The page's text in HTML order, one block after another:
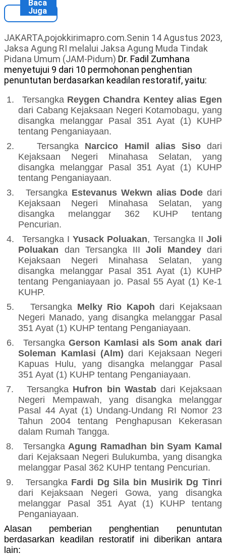
Baca
Juga
JAKARTA,pojokkirimapro.com.Senin 14 Agustus 2023,
Jaksa Agung RI melalui Jaksa Agung Muda Tindak
Pidana Umum (JAM-Pidum) Dr. Fadil Zumhana
menyetujui 9 dari 10 permohonan penghentian
penuntutan berdasarkan keadilan restoratif, yaitu:
1. Tersangka Reygen Chandra Kentey alias Egen
dari Cabang Kejaksaan Negeri Kotamobagu, yang
disangka melanggar Pasal 351 Ayat (1) KUHP
tentang Penganiayaan.
2.
Tersangka Narcico Hamil alias Siso
dari
Kejaksaan Negeri Minahasa Selatan, yang
disangka melanggar Pasal 351 Ayat (1) KUHP
tentang Penganiayaan.
3.
Tersangka Estevanus Wekwn alias Dodedari
Kejaksaan Negeri Minahasa Selatan, yang
disangka melanggar 362 KUHP tentang
Pencurian.
4.
Tersangka I Yusack Poluakan, Tersangka IIJoli
Poluakan dan Tersangka IIIJoli Mandeydari
Kejaksaan Negeri Minahasa Selatan, yang
disangka melanggar Pasal 351 Ayat (1) KUHP
tentang Penganiayaan jo. Pasal 55 Ayat (1) Ke-1
KUHP.
5.
Tersangka Melky Rio Kapohdari Kejaksaan
Negeri Manado, yang disangka melanggar Pasal
351 Ayat (1) KUHP tentang Penganiayaan.
6.
TersangkaGerson Kamlasi als Som anak dari
Soleman Kamlasi (Alm)dari Kejaksaan Negeri
Kapuas Hulu, yang disangka melanggar Pasal
351 Ayat (1) KUHP tentang Penganiayaan.
7.
Tersangka Hufron bin Wastab dari Kejaksaan
Negeri Mempawah, yang disangka melanggar
Pasal 44 Ayat (1) Undang-Undang RI Nomor 23
Tahun 2004 tentang Penghapusan Kekerasan
dalam Rumah Tangga.
8.
TersangkaAgung Ramadhan bin Syam Kamal
dari Kejaksaan Negeri Bulukumba, yang disangka
melanggar Pasal 362 KUHP tentang Pencurian.
9.
Tersangka Fardi Dg Sila bin Musirik Dg Tinri
dari Kejaksaan Negeri Gowa, yang disangka
melanggar Pasal 351 Ayat (1) KUHP tentang
Penganiayaan.
Alasan pemberian penghentian penuntutan
berdasarkan keadilan restoratif ini diberikan antara
lain: